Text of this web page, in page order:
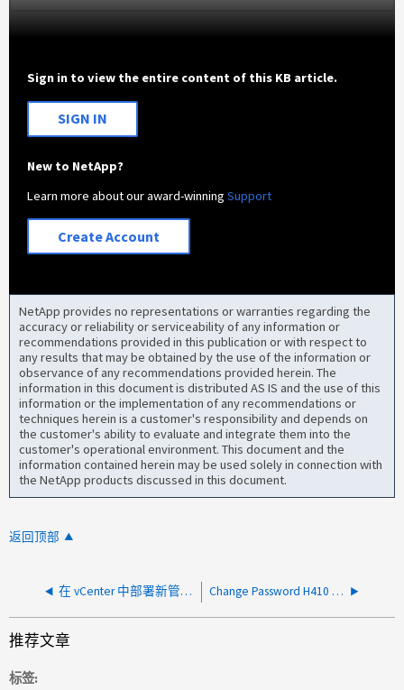
Sign in to view the entire content of this KB article.
SIGN IN
New to NetApp?
Learn more about our award-winningSupport
Create Account
NetApp provides no representations or warranties regarding the
accuracy or reliability or serviceability of any information or
recommendations provided in this publication or with respect to
any results that may be obtained by the use of the information or
observance of any recommendations provided herein. The
information in this document is distributed AS IS and the use of this
information or the implementation of any recommendations or
techniques herein is a customer's responsibility and depends on
the customer's ability to evaluate and integrate them into the
customer's operational environment. This document and the
information contained herein may be used solely in connection with
the NetApp products discussed in this document.
返回顶部
在 vCenter 中部署新管理节点时出现证书不受信任错误 Change Password H410 BMC)(更改密码H410 BC/IPMI)
推荐文章
标签